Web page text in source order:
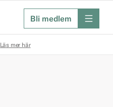
Bli medlem meny
Läs mer här